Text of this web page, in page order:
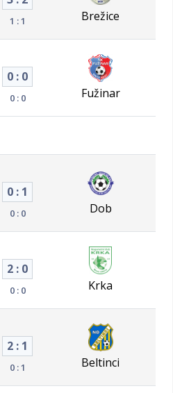
1 : 1 Brežice
0 : 0
0 : 0 Fužinar
0 : 1
0 : 0 Dob
2 : 0
0 : 0 Krka
2 : 1
0 : 1 Beltinci